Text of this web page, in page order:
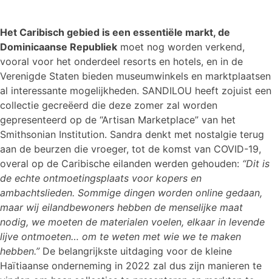
Het Caribisch gebied is een essentiële markt, de
Dominicaanse Republiek moet nog worden verkend,
vooral voor het onderdeel resorts en hotels, en in de
Verenigde Staten bieden museumwinkels en marktplaatsen
al interessante mogelijkheden. SANDILOU heeft zojuist een
collectie gecreëerd die deze zomer zal worden
gepresenteerd op de “Artisan Marketplace” van het
Smithsonian Institution. Sandra denkt met nostalgie terug
aan de beurzen die vroeger, tot de komst van COVID-19,
overal op de Caribische eilanden werden gehouden: “Dit is
de echte ontmoetingsplaats voor kopers en
ambachtslieden. Sommige dingen worden online gedaan,
maar wij eilandbewoners hebben de menselijke maat
nodig, we moeten de materialen voelen, elkaar in levende
lijve ontmoeten… om te weten met wie we te maken
hebben.”De belangrijkste uitdaging voor de kleine
Haïtiaanse onderneming in 2022 zal dus zijn manieren te